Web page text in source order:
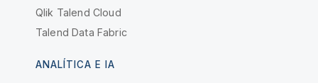
Qlik Talend Cloud
Talend Data Fabric
ANALÍTICA E IA